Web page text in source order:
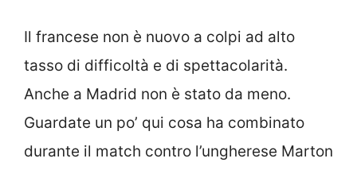
Il francese non è nuovo a colpi ad alto
tasso di difficoltà e di spettacolarità.
Anche a Madrid non è stato da meno.
Guardate un po’ qui cosa ha combinato
durante il match contro l’ungherese Marton